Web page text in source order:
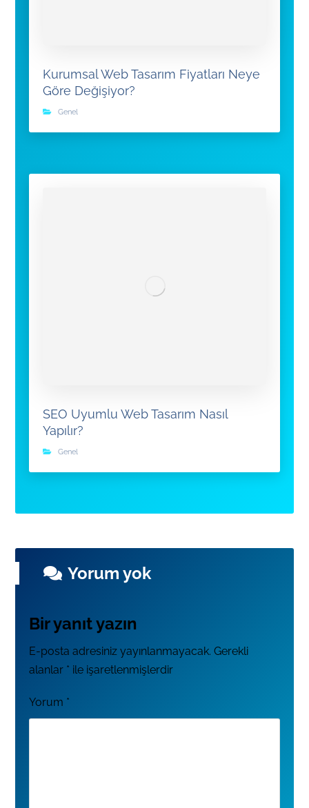
Kurumsal Web Tasarım Fiyatları Neye
Göre Değişiyor?
Genel
SEO Uyumlu Web Tasarım Nasıl
Yapılır?
Genel
Yorum yok
Bir yanıt yazın
E-posta adresiniz yayınlanmayacak. Gerekli
alanlar * ile işaretlenmişlerdir
Yorum *